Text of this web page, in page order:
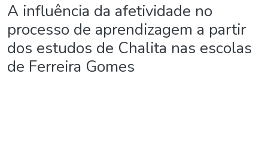
A influência da afetividade no
processo de aprendizagem a partir
dos estudos de Chalita nas escolas
de Ferreira Gomes